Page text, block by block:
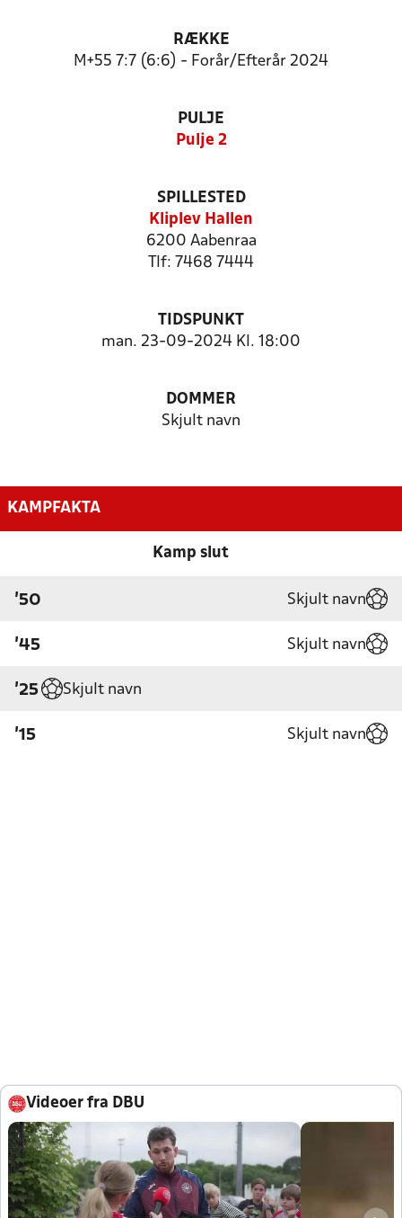
RÆKKE
M+55 7:7 (6:6) - Forår/Efterår 2024
PULJE
Pulje 2
SPILLESTED
Kliplev Hallen
6200 Aabenraa
Tlf: 7468 7444
TIDSPUNKT
man. 23-09-2024 Kl. 18:00
DOMMER
Skjult navn
KAMPFAKTA
Kamp slut
'50 Skjult navn
'45 Skjult navn
'25 Skjult navn
'15 Skjult navn
Videoer fra DBU